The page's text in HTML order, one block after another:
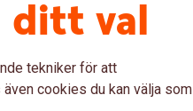
ditt val
tekniker för att
cookies du kan välja som